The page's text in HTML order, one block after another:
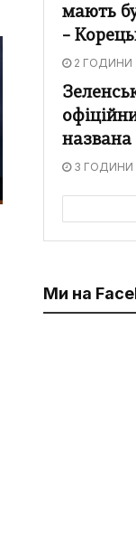
мають
–
2 ГОДИНИ
названа
3 ГОДИНИ
Ми на